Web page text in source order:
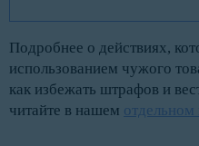
Подробнее о действиях,
использованием чужого
как избежать штрафов и
читайте в нашем отдельном